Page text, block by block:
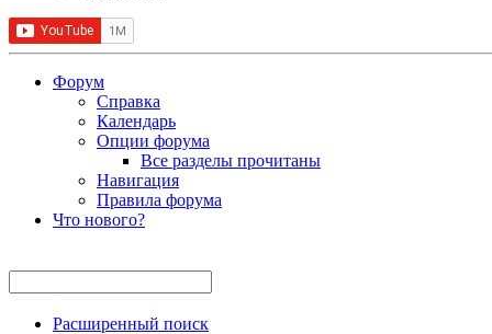
Форум
Справка
Календарь
Опции форума
Все разделы прочитаны
Навигация
Правила форума
Что нового?
Расширенный поиск